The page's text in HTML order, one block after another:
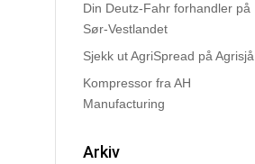
Din Deutz-Fahr forhandler på
Sør-Vestlandet
Sjekk ut AgriSpread på Agrisjå
Kompressor fra AH
Manufacturing
Arkiv